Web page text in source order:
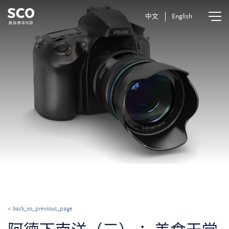
中文 English
< back_to_previous_page